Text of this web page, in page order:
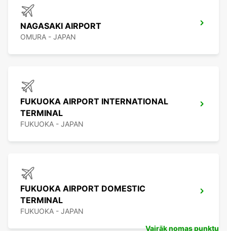
NAGASAKI AIRPORT
OMURA - JAPAN
FUKUOKA AIRPORT INTERNATIONAL
TERMINAL
FUKUOKA - JAPAN
FUKUOKA AIRPORT DOMESTIC
TERMINAL
FUKUOKA - JAPAN
Vairāk nomas punktu